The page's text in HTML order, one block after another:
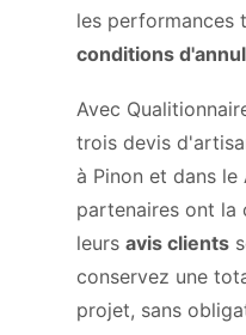
les performances
conditions
Avec
trois devis
à Pinon et dans le
partenaires ont la
leurs avis clients
conservez une
projet, sans